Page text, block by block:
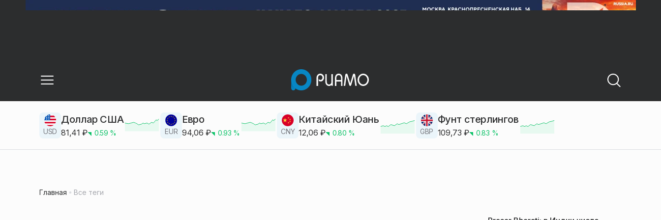
USD
Доллар США
81,41 ₽ 0.59 % EUR
Евро
94,06 ₽ 0.93 % CNY
Китайский Юань
12,06 ₽ 0.80 % GBP
Фунт стерлингов
109,73 ₽ 0.83 %
Главная Все теги